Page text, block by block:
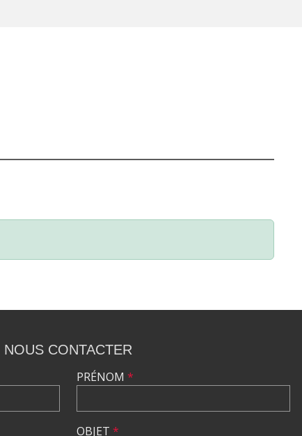
NOUS CONTACTER
PRÉNOM *
OBJET *